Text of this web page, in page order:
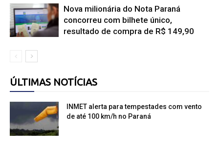
Nova milionária do Nota Paraná
concorreu com bilhete único,
resultado de compra de R$ 149,90
ÚLTIMAS NOTÍCIAS
INMET alerta para tempestades com vento
de até 100 km/h no Paraná